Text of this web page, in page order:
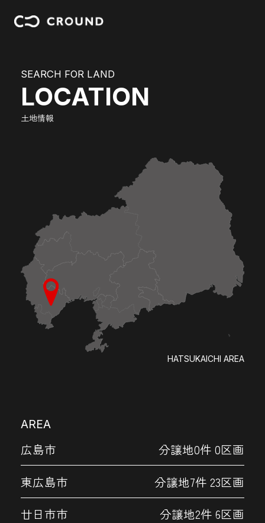
土地情報
SEARCH FOR LAND
LOCATION
HATSUKAICHI AREA
AREA
広島市
分譲地0件 0区画
東広島市
分譲地7件 23区画
廿日市市
分譲地2件 6区画